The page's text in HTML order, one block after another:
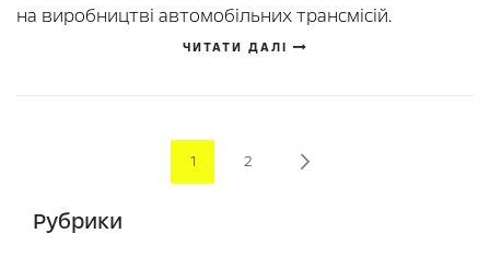
на виробництві автомобільних трансмісій.
ЧИТАТИ ДАЛІ
PageYou're currently reading page
1 2
Рубрики